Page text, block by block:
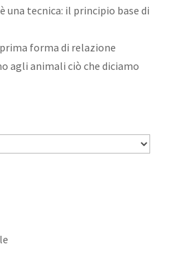
una tecnica: il principio base di
forma di relazione
agli animali ciò che diciamo